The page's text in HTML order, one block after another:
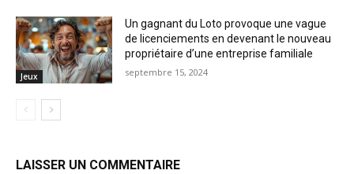
Jeux
Un gagnant du Loto provoque une vague
de licenciements en devenant le nouveau
propriétaire d’une entreprise familiale
septembre 15, 2024
LAISSER UN COMMENTAIRE